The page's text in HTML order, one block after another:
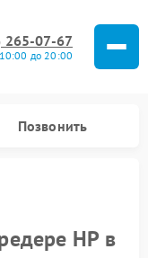
265-07-67
до 20:00
Позвонить
HP в